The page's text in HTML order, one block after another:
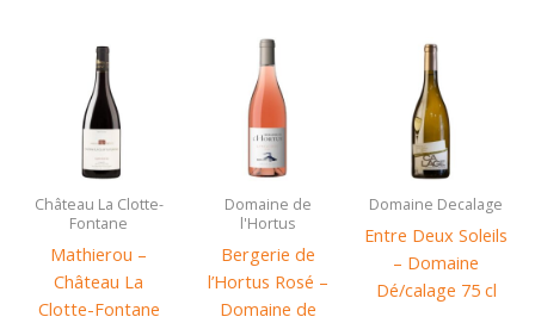
Château La Clotte-
Fontane
Mathierou –
Château La
Clotte-Fontane
Domaine de
l'Hortus
Bergerie de
l’Hortus Rosé –
Domaine de
Domaine Decalage
Entre Deux Soleils
– Domaine
Dé/calage 75 cl